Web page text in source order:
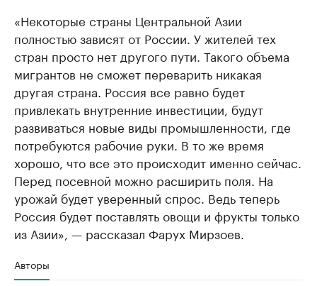
«Некоторые страны Центральной Азии
полностью зависят от России. У жителей тех
стран просто нет другого пути. Такого объема
мигрантов не сможет переварить никакая
другая страна. Россия все равно будет
привлекать внутренние инвестиции, будут
развиваться новые виды промышленности, где
потребуются рабочие руки. В то же время
хорошо, что все это происходит именно сейчас.
Перед посевной можно расширить поля. На
урожай будет уверенный спрос. Ведь теперь
Россия будет поставлять овощи и фрукты только
из Азии», — рассказал Фарух Мирзоев.
Авторы